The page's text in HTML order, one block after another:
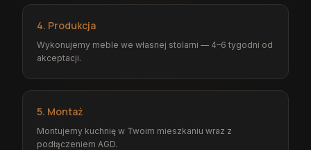
4. Produkcja
Wykonujemy meble we własnej stolarni — 4–6 tygodni od
akceptacji.
5. Montaż
Montujemy kuchnię w Twoim mieszkaniu wraz z
podłączeniem AGD.